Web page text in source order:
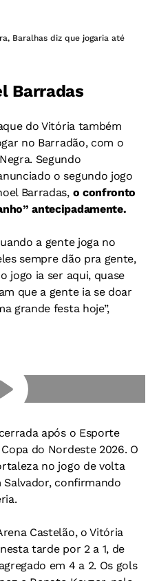
Baralhas diz que jogaria até
Barradas
do Vitória também
no Barradão, com o
Segundo
o segundo jogo
Barradas, o confronto
antecipadamente.
a gente joga no
sempre dão pra gente,
jogo ia ser aqui, quase
que a gente ia se doar
grande festa hoje”,
após o Esporte
do Nordeste 2026. O
no jogo de volta
Salvador, confirmando
Castelão, o Vitória
tarde por 2 a 1, de
em 4 a 2. Os gols